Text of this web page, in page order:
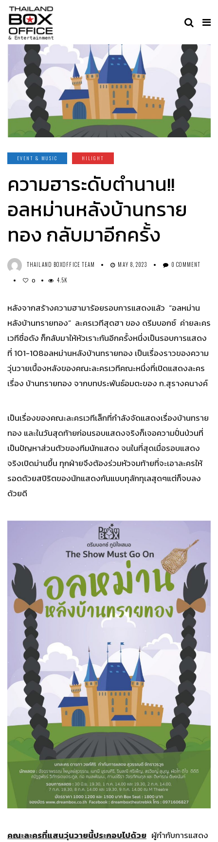
EVENT & MUSIC HILIGHT
ความฮาระดับตำนาน!!
อลหม่านหลังบ้านทราย
ทอง กลับมาอีกครั้ง
THAILAND BOXOFFICE TEAM MAY 8, 2023 0 COMMENT
0 4.5K
หลังจากสร้างความฮามาร้อยรอบการแสดงแล้ว “อลหม่าน
หลังบ้านทรายทอง” ละครเวทีสุดฮา ของ ดรีมบอกซ์ ค่ายละคร
เวทีชื่อดัง ก็กลับมาให้หัวเราะกันอีกครั้งหนึ่งเป็นรอบการแสดง
ที่ 101-108อลหม่านหลังบ้านทรายทอง เป็นเรื่องราวของความ
วุ่นวายเบื้องหลังของคณะละครเวทีคณะหนึ่งที่เปิดแสดงละคร
เรื่อง บ้านทรายทอง จากบทประพันธ์อมตะของ ก.สุรางคนางค์
เป็นเรื่องของคณะละครเวทีเล็กที่กำลังจัดแสดงเรื่องบ้านทราย
ทอง และในวันสุดท้ายก่อนรอบแสดงจริงก็เจอความปั่นป่วนที่
เป็นปัญหาส่วนตัวของทีมนักแสดง จนในที่สุดเมื่อรอบแสดง
จริงเปิดม่านขึ้น ทุกฝ่ายจึงต้องร่วมหัวจมท้ายที่จะเอาละครให้
รอดด้วยสปิริตของนักแสดงกันแบบทุลักทุเลสุดๆแต่ก็จบลง
ด้วยดี
คณะละครที่แสนวุ่นวายนี้ประกอบไปด้วย ผู้กำกับการแสดง